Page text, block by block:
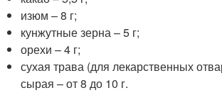
изюм – 8 г;
кунжутные зерна – 5 г;
орехи – 4 г;
сухая трава (для лекарственных
сырая – от 8 до 10 г.